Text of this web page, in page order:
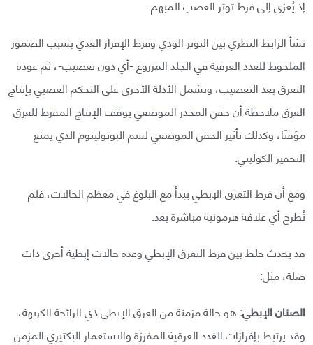
إذ يُعزى إلى فرط توتر العصب المبهم.
نشأ الرابط النظري بين التوتر الودي وفرط الإفراز الغدي بسبب الضمور
الملحوظ للغدد العرقية في الجلد المزروع -أي دون تعصيب-، ثم عودة
التعرق بعد التعصيب، وتشمل الأدلة الأخرى على التحكم العصبي بإنتاج
العرق ملاحظة أن حقن المخدر الموضعي يوقف الإنتاج المفرط للعرق
مؤقتًا، وكذلك تأثير الحقن الموضعي لسم البوتولينوم الذي يمنع
التحفيز الكوليني.
ومع أن فرط التعرق الإبطي يبدأ مع البلوغ في معظم الحالات، فلم
تُطرح أي علاقة هرمونية مباشرة بعد.
قد يحدث خلط بين فرط التعرق الإبطي وعدة حالات إبطية أخرى ذات
صلة، مثل:
الصنان الإبطي: هو حالة مزمنة من العرق الإبطي ذي الرائحة الكريهة،
وقد يرتبط بإفرازات الغدد العرقية المفرزة والاستعمار البكتيري المزمن